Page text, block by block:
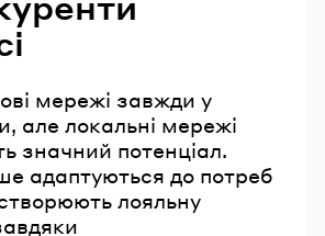
мережі завжди у
але локальні мережі
значний потенціал.
адаптуються до потреб
створюють лояльну